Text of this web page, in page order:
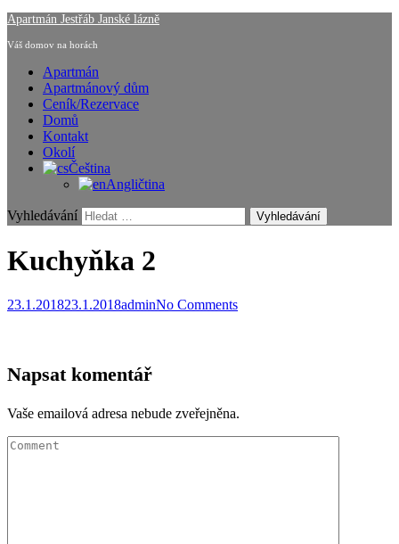
Apartmán Jestřáb Janské lázně
Váš domov na horách
Apartmán
Apartmánový dům
Ceník/Rezervace
Domů
Kontakt
Okolí
Čeština
Angličtina
Vyhledávání
Kuchyňka 2
23.1.201823.1.2018adminNo Comments
Napsat komentář
Vaše emailová adresa nebude zveřejněna.